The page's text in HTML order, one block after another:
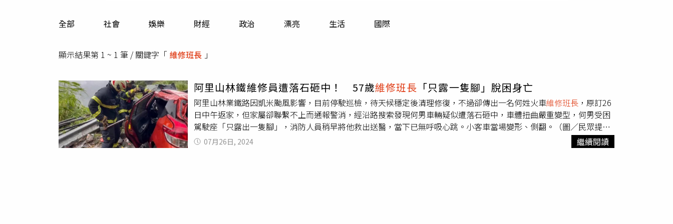
運勢
全部 社會 娛樂 財經 政治 漂亮 生活 國際
顯示結果第 1 ~ 1 筆 / 關鍵字「 維修班長 」
阿里山林鐵維修員遭落石砸中！ 57歲維修班長 「只露一隻腳」脫困身亡
阿里山林業鐵路因凱米颱風影響，目前停駛巡檢，待天候穩定後清理修復，不過卻傳出一名何姓火車維修班長 ，原訂26
日中午返家，但家屬卻聯繫不上而通報警消，經沿路搜索發現何男車輛疑似遭落石砸中，車體扭曲嚴重變型，何男受困
駕駛座「只露出一隻腳」，消防人員稍早將他救出送醫，當下已無呼吸心跳。小客車當場變形、側翻。（圖／民眾提
供）根據《中天新聞網》和《壹蘋新聞網》報導，員警接獲報案後，判斷何男可能因為路況變化受困，於是駕駛巡邏車
沿著台18線往回搜尋，2時15分時在69.6公里處赫然見到落石坍方，一部紅色轎車慘被砸中翻車，大石頭甚至壓在車頂
07月26日, 2024 繼續閱讀